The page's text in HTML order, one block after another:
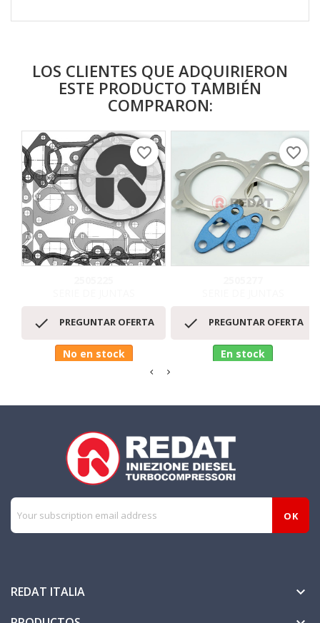
LOS CLIENTES QUE ADQUIRIERON
ESTE PRODUCTO TAMBIÉN
COMPRARON:
 PREGUNTAR OFERTA
No en stock
favorite_border
 PREGUNTAR OFERTA
En stock
favorite_border
REDAT ITALIA 